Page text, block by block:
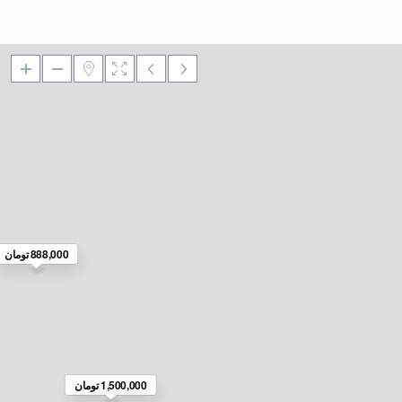
1,500,000 تومان
888,000 تومان